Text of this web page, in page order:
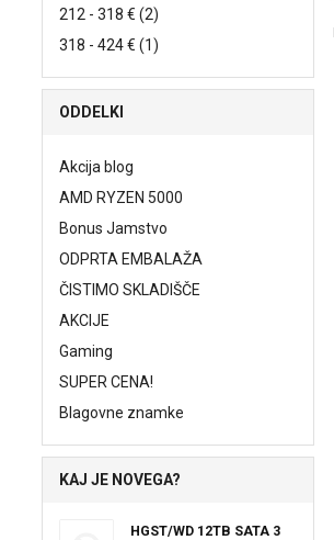
212 - 318 € (2)
318 - 424 € (1)
ODDELKI
Akcija blog
AMD RYZEN 5000
Bonus Jamstvo
ODPRTA EMBALAŽA
ČISTIMO SKLADIŠČE
AKCIJE
Gaming
SUPER CENA!
Blagovne znamke
KAJ JE NOVEGA?
HGST/WD 12TB SATA 3